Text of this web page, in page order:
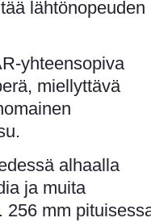
lähtönopeuden
yhteensopiva
miellyttävä
alhaalla
ja muita
256 mm